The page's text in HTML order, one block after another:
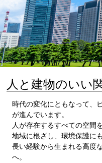
人と建物のいい
時代の変化にともなって、
が進んでいます。
人が存在するすべての空間
地域に根ざし、環境保護に
長い経験から生まれる高度
へ。